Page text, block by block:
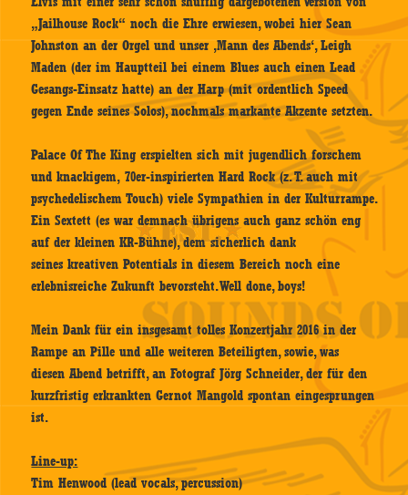
„Jailhouse Rock“ noch die Ehre erwiesen, wobei hier Sean
Johnston an der Orgel und unser ‚Mann des Abends‘, Leigh
Maden (der im Hauptteil bei einem Blues auch einen Lead
Gesangs-Einsatz hatte) an der Harp (mit ordentlich Speed
gegen Ende seines Solos), nochmals markante Akzente setzten.
Palace Of The King erspielten sich mit jugendlich forschem
und knackigem, 70er-inspirierten Hard Rock (z. T. auch mit
psychedelischem Touch) viele Sympathien in der Kulturrampe.
Ein Sextett (es war demnach übrigens auch ganz schön eng
auf der kleinen KR-Bühne), dem sicherlich dank
seines kreativen Potentials in diesem Bereich noch eine
erlebnisreiche Zukunft bevorsteht. Well done, boys!
Mein Dank für ein insgesamt tolles Konzertjahr 2016 in der
Rampe an Pille und alle weiteren Beteiligten, sowie, was
diesen Abend betrifft, an Fotograf Jörg Schneider, der für den
kurzfristig erkrankten Gernot Mangold spontan eingesprungen
ist.
Line-up:
Tim Henwood (lead vocals, percussion)